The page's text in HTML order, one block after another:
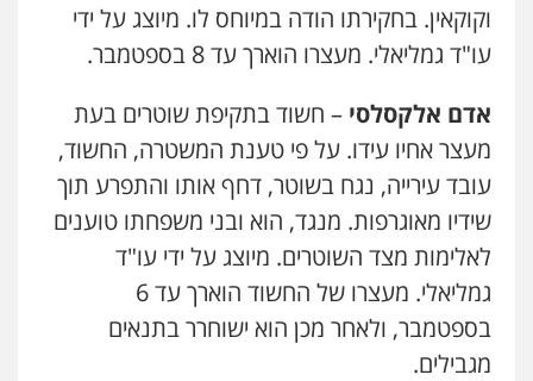
וקוקאין. בחקירתו הודה במיוחס לו. מיוצג על ידי
עו"ד גמליאלי. מעצרו הוארך עד 8 בספטמבר.
אדם אלקסלסי – חשוד בתקיפת שוטרים בעת
מעצר אחיו עידו. על פי טענת המשטרה, החשוד,
עובד עירייה, נגח בשוטר, דחף אותו והתפרע תוך
שידיו מאוגרפות. מנגד, הוא ובני משפחתו טוענים
לאלימות מצד השוטרים. מיוצג על ידי עו"ד
גמליאלי. מעצרו של החשוד הוארך עד 6
בספטמבר, ולאחר מכן הוא ישוחרר בתנאים
מגבילים.
ניר קידר – צלם
צילום עורכי דין שירותים מקצועיים לעורכי
דין
0504578527
רונן הלל – מוניטין
מחיקת כתבות מגוגל ודחיקת אזכורים
שירותים מקצועיים לעורכי דין
0522508109